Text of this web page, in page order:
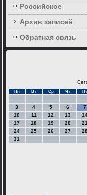
Российское
Архив записей
Обратная связь
Пн Вт Ср Чт Пт
3
4 5 6 7
10
11 12 13
17
18 19 20 21
24
25 26 27
31